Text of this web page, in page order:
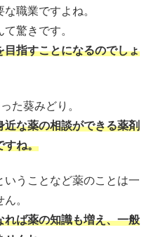
職業ですよね。
驚きです。
指すことになるのでしょ
た葵みどり。
な薬の相談ができる薬剤
すね。
いうことなど薬のことは一
。
ば薬の知識も増え、一般